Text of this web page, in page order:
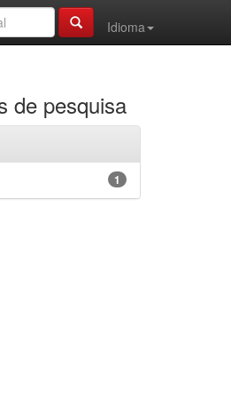
Idioma
de pesquisa
1